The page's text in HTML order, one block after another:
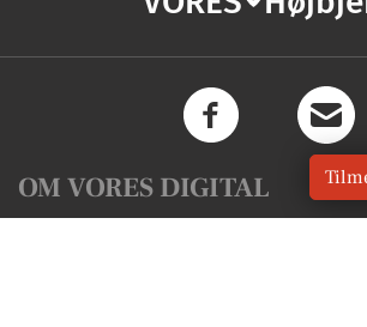
OM VORES DIGITAL